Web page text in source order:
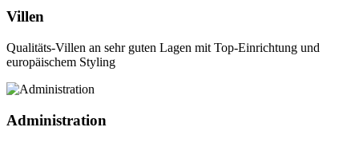
Villen
Qualitäts-Villen an sehr guten Lagen mit Top-Einrichtung und
europäischem Styling
Administration